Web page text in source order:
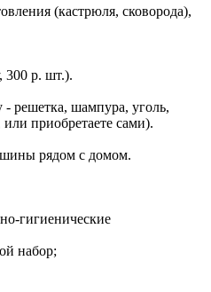
(кастрюля, сковорода),
300 р. шт.).
- решетка, шампура, уголь,
приобретаете сами).
рядом с домом.
гигиенические
набор;